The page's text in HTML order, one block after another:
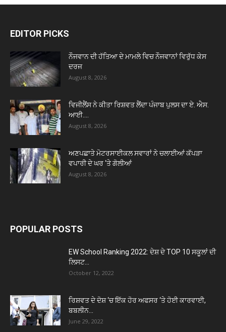
EDITOR PICKS
ਨੌਜਵਾਨ ਦੀ ਹੱਤਿਆ ਦੇ ਮਾਮਲੇ ਵਿਚ ਨੌਜਵਾਨਾਂ ਵਿਰੁੱਧ ਕੇਸ
ਦਰਜ
August 8, 2026
ਵਿਜੀਲੈਂਸ ਨੇ ਕੀਤਾ ਰਿਸ਼ਵਤ ਲੈਂਦਾ ਪੰਜਾਬ ਪੁਲਸ ਦਾ ਏ. ਐਸ.
ਆਈ....
August 8, 2026
ਅਣਪਛਾਤੇ ਮੋਟਰਸਾਈਕਲ ਸਵਾਰਾਂ ਨੇ ਚਲਾਈਆਂ ਕੱਪੜਾ
ਵਪਾਰੀ ਦੇ ਘਰ ‘ਤੇ ਗੋਲੀਆਂ
August 8, 2026
POPULAR POSTS
EW School Ranking 2022: ਦੇਸ਼ ਦੇ TOP 10 ਸਕੂਲਾਂ ਦੀ
ਲਿਸਟ...
October 12, 2022
ਰਿਸ਼ਵਤ ਦੇ ਦੋਸ਼ ‘ਚ ਇੱਕ ਹੋਰ ਅਫਸਰ ‘ਤੇ ਹੋਈ ਕਾਰਵਾਈ,
ਬਬਲੀਨ...
June 29, 2022